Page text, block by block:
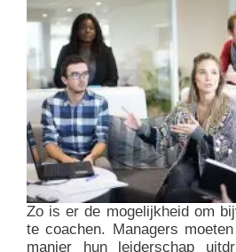
Zo is er de mogelijkheid om
te coachen. Managers
manier hun leiderschap